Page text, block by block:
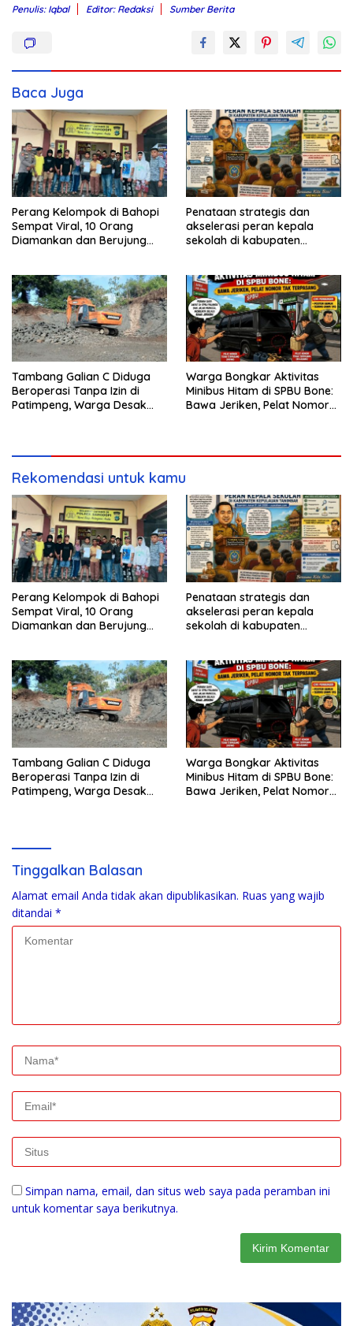
Penulis: Iqbal Editor: Redaksi Sumber Berita
Baca Juga
Perang Kelompok di Bahopi
Sempat Viral, 10 Orang
Diamankan dan Berujung
Penataan strategis dan
akselerasi peran kepala
sekolah di kabupaten
Tambang Galian C Diduga
Beroperasi Tanpa Izin di
Patimpeng, Warga Desak
Warga Bongkar Aktivitas
Minibus Hitam di SPBU Bone:
Bawa Jeriken, Pelat Nomor
Rekomendasi untuk kamu
Perang Kelompok di Bahopi
Sempat Viral, 10 Orang
Diamankan dan Berujung
Penataan strategis dan
akselerasi peran kepala
sekolah di kabupaten
Tambang Galian C Diduga
Beroperasi Tanpa Izin di
Patimpeng, Warga Desak
Warga Bongkar Aktivitas
Minibus Hitam di SPBU Bone:
Bawa Jeriken, Pelat Nomor
Tinggalkan Balasan
Alamat email Anda tidak akan dipublikasikan. Ruas yang wajib
ditandai *
Simpan nama, email, dan situs web saya pada peramban ini
untuk komentar saya berikutnya.